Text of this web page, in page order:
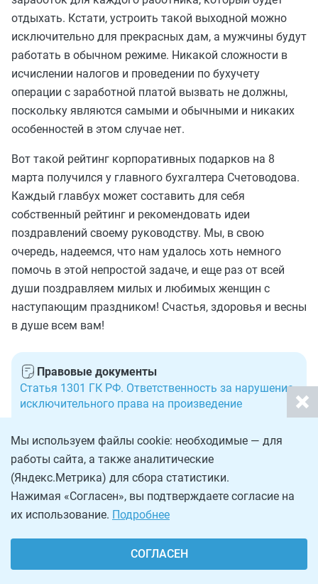
отдыхать. Кстати, устроить такой выходной можно
исключительно для прекрасных дам, а мужчины будут
работать в обычном режиме. Никакой сложности в
исчислении налогов и проведении по бухучету
операции с заработной платой вызвать не должны,
поскольку являются самыми и обычными и никаких
особенностей в этом случае нет.
Вот такой рейтинг корпоративных подарков на 8
марта получился у главного бухгалтера Счетоводова.
Каждый главбух может составить для себя
собственный рейтинг и рекомендовать идеи
поздравлений своему руководству. Мы, в свою
очередь, надеемся, что нам удалось хоть немного
помочь в этой непростой задаче, и еще раз от всей
души поздравляем милых и любимых женщин с
наступающим праздником! Счастья, здоровья и весны
в душе всем вам!
Правовые документы
Статья 1301 ГК РФ. Ответственность за нарушение
исключительного права на произведение
собственности у приобретателя по договору
Статья 7.12 КОАП РФ. Нарушение авторских и
смежных прав, изобретательских и патентных прав
Статья 105.3 НК РФ. Общие положения о
налогообложении в сделках между
взаимозависимыми лицами
Мы используем файлы cookie: необходимые — для
работы сайта, а также аналитические
(Яндекс.Метрика) для сбора статистики.
Нажимая «Согласен», вы подтверждаете согласие на
их использование. Подробнее
СОГЛАСЕН